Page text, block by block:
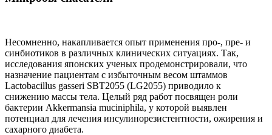
Несомненно, накапливается опыт применения про-, пре- и
синбиотиков в различных клинических ситуациях. Так,
исследования японских ученых продемонстрировали, что
назначение пациентам с избыточным весом штаммов
Lactobacillus gasseri SBT2055 (LG2055) приводило к
снижению массы тела. Целый ряд работ посвящен роли
бактерии Akkermansia muciniphila, у которой выявлен
потенциал для лечения инсулинорезистентности, ожирения и
сахарного диабета.